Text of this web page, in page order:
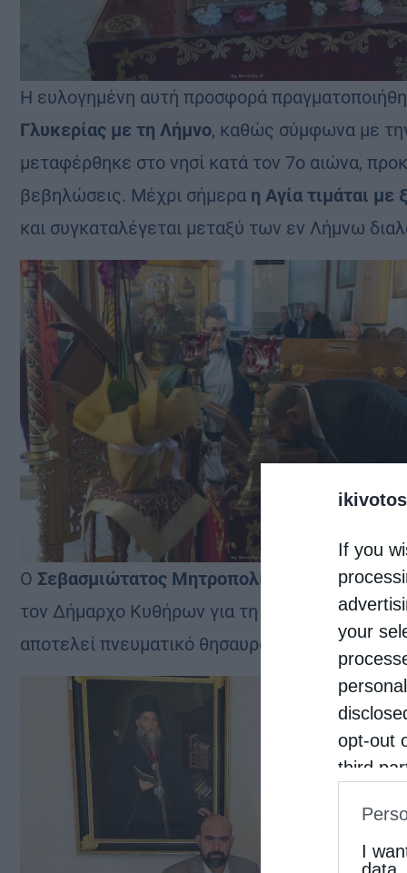
If you
your
opt-out
third
IAB’s
other
I
data.
Η ευλογημένη αυτή προσφορά
Γλυκερίας με τη Λήμνο, καθώς σύμφωνα με
μεταφέρθηκε στο νησί κατά τον 7ο αιώνα,
βεβηλώσεις. Μέχρι σήμερα η Αγία τιμάται
και συγκαταλέγεται μεταξύ των εν Λήμνω
Ο Σεβασμιώτατος Μητροπολίτης Λήμνου και
τον Δήμαρχο Κυθήρων για τη φιλάγια
αποτελεί πνευματικό θησαυρό και πηγή